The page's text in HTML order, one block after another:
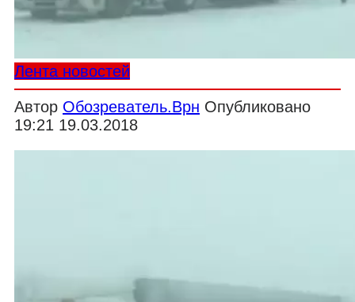
Лента новостей
Автор Обозреватель.Врн Опубликовано
19:21 19.03.2018